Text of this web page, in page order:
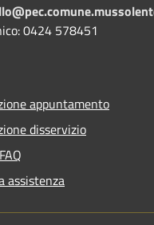
0424 578451
appuntamento
disservizio
assistenza